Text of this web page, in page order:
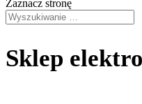
Zaznacz stronę
Sklep